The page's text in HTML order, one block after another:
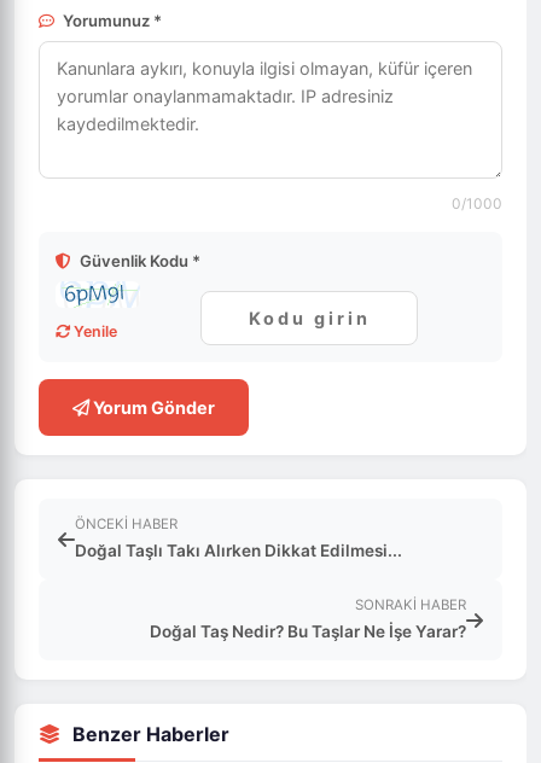
Yorumunuz *
0/1000
Güvenlik Kodu *
Yenile
Yorum Gönder
ÖNCEKI HABER
Doğal Taşlı Takı Alırken Dikkat Edilmesi...
SONRAKI HABER
Doğal Taş Nedir? Bu Taşlar Ne İşe Yarar?
Benzer Haberler